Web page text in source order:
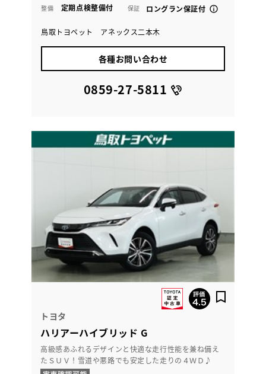
整備 定期点検整備付 保証 ロングラン保証付
鳥取トヨペット アネックス二本木
各種お問い合わせ
0859-27-5811
トヨタ
ハリアーハイブリッド G
高級感あふれるデザインと快適な走行性能を兼ね備え
たＳＵＶ！雪道や悪路でも安定した走りの４ＷＤ♪